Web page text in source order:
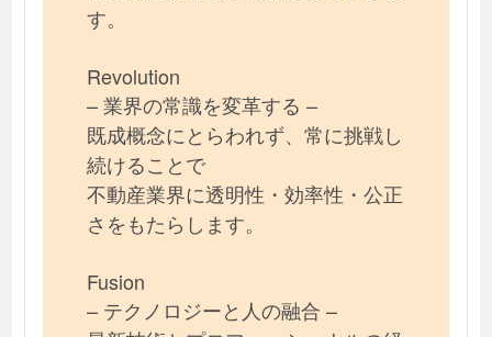
す。
Revolution
– 業界の常識を変革する –
既成概念にとらわれず、常に挑戦し
続けることで
不動産業界に透明性・効率性・公正
さをもたらします。
Fusion
– テクノロジーと人の融合 –